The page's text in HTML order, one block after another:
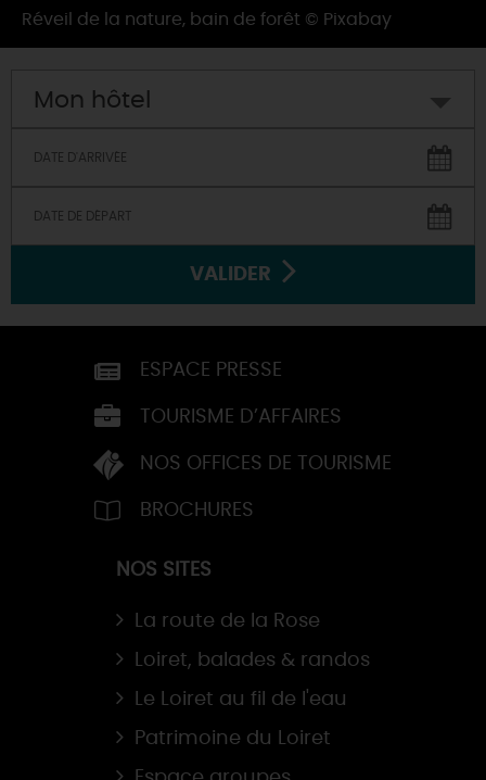
Réveil de la nature, bain de forêt © Pixabay
Par Pierre-Elise
Mon hôtel
VALIDER
ESPACE PRESSE
TOURISME D’AFFAIRES
NOS OFFICES DE TOURISME
BROCHURES
NOS SITES
La route de la Rose
Loiret, balades & randos
Le Loiret au fil de l'eau
Patrimoine du Loiret